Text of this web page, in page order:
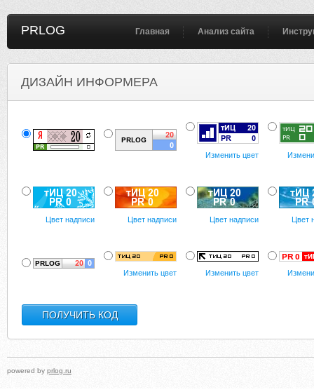
PRLOG Главная Анализ сайта
ДИЗАЙН ИНФОРМЕРА
Изменить цвет
Цвет надписи Цвет надписи Цвет надписи Цвет
Изменить цвет Изменить цвет
powered by prlog.ru